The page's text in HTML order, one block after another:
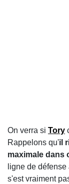
On verra si Tory
Rappelons qu'il
maximale dans
ligne de
s'est vraiment